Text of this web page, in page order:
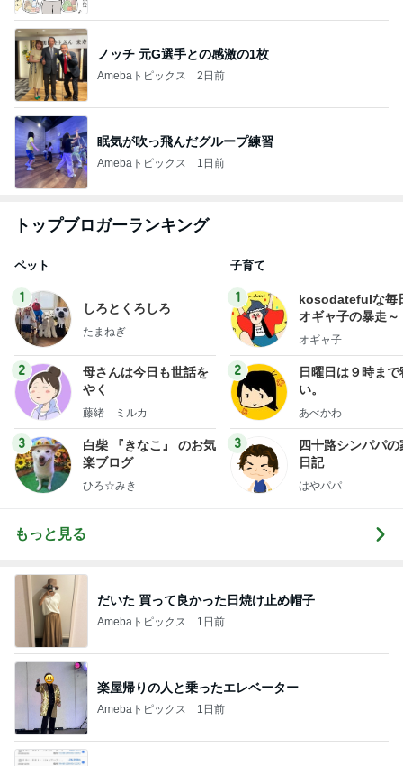
ノッチ 元G選手との感激の1枚
Amebaトピックス 2日前
眠気が吹っ飛んだグループ練習
Amebaトピックス 1日前
トップブロガーランキング
ペット
1
しろとくろしろ
たまねぎ
2
母さんは今日も世話を
やく
藤緒 ミルカ
3
白柴 『きなこ』 のお気
楽ブログ
ひろ☆みき
子育て
1
kosodatefulな毎
オギャ子の暴走～
オギャ子
2
日曜日は９時まで
い。
あべかわ
3
四十路シンパパの
日記
はやパパ
もっと見る
だいた 買って良かった日焼け止め帽子
Amebaトピックス 1日前
楽屋帰りの人と乗ったエレベーター
Amebaトピックス 1日前